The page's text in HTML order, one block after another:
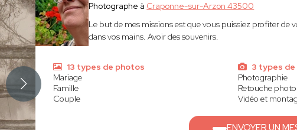
Photographe à Craponne-sur-Arzon 43500
Le but de mes missions est que vous puissiez profiter de
dans vos mains. Avoir des souvenirs.
13 types de photos
Mariage
Famille
Couple
3 types
Photographie
Retouche photo
Vidéo et
ENVOYER UN